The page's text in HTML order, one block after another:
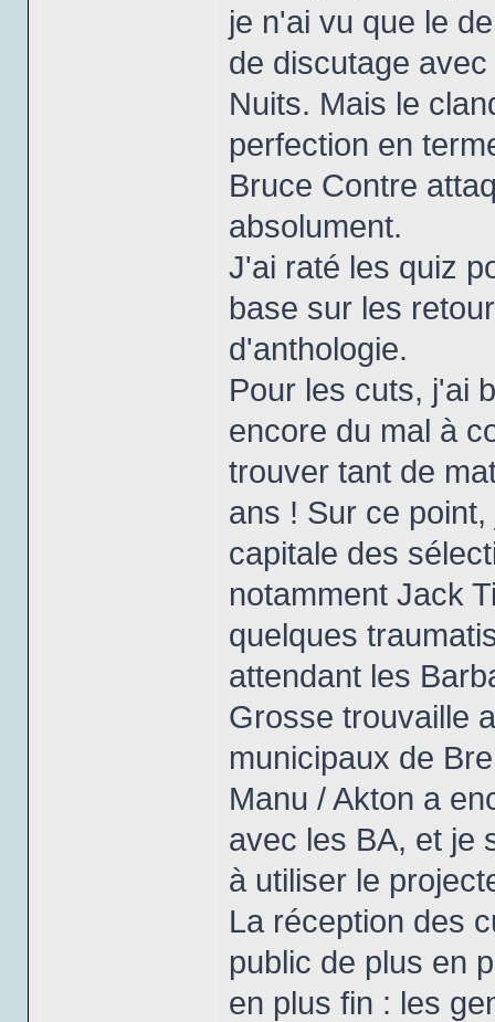
je n'ai vu que le
de discutage
Nuits. Mais le
perfection en
Bruce Contre
absolument.
J'ai raté les quiz
base sur les
d'anthologie.
Pour les cuts, j'ai
encore du mal à
trouver tant de
ans ! Sur ce
capitale des
notamment Jack
quelques
attendant les
Grosse trouvaille
municipaux de
Manu / Akton a
avec les BA, et je
à utiliser le
La réception des
public de plus en
en plus fin : les